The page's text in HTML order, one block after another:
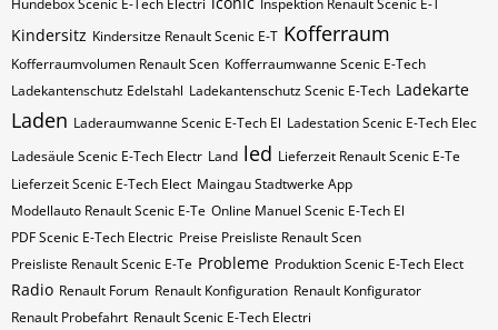
Hundebox Scenic E-Tech Electri Inspektion Renault Scenic E-T
Kindersitz Kindersitze Renault Scenic E-T Kofferraum
Kofferraumvolumen Renault Scen Kofferraumwanne Scenic E-Tech
Ladekantenschutz Edelstahl Ladekantenschutz Scenic E-Tech Ladekarte
Laden Laderaumwanne Scenic E-Tech El Ladestation Scenic E-Tech Elec
Ladesäule Scenic E-Tech Electr Land led Lieferzeit Renault Scenic E-Te
Lieferzeit Scenic E-Tech Elect Maingau Stadtwerke App
Modellauto Renault Scenic E-Te Online Manuel Scenic E-Tech El
PDF Scenic E-Tech Electric Preise Preisliste Renault Scen
Preisliste Renault Scenic E-Te Probleme Produktion Scenic E-Tech Elect
Radio Renault Forum Renault Konfiguration Renault Konfigurator
Renault Probefahrt Renault Scenic E-Tech Electri